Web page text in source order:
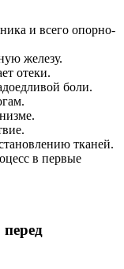
и всего опорно-
железу.
отеки.
боли.
тканей.
в первые